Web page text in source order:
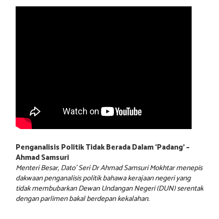
Penganalisis Politik Tidak Berada Dalam ‘Padang’ –
Ahmad Samsuri
Menteri Besar, Dato’ Seri Dr Ahmad Samsuri Mokhtar menepis
dakwaan penganalisis politik bahawa kerajaan negeri yang
tidak membubarkan Dewan Undangan Negeri (DUN) serentak
dengan parlimen bakal berdepan kekalahan.